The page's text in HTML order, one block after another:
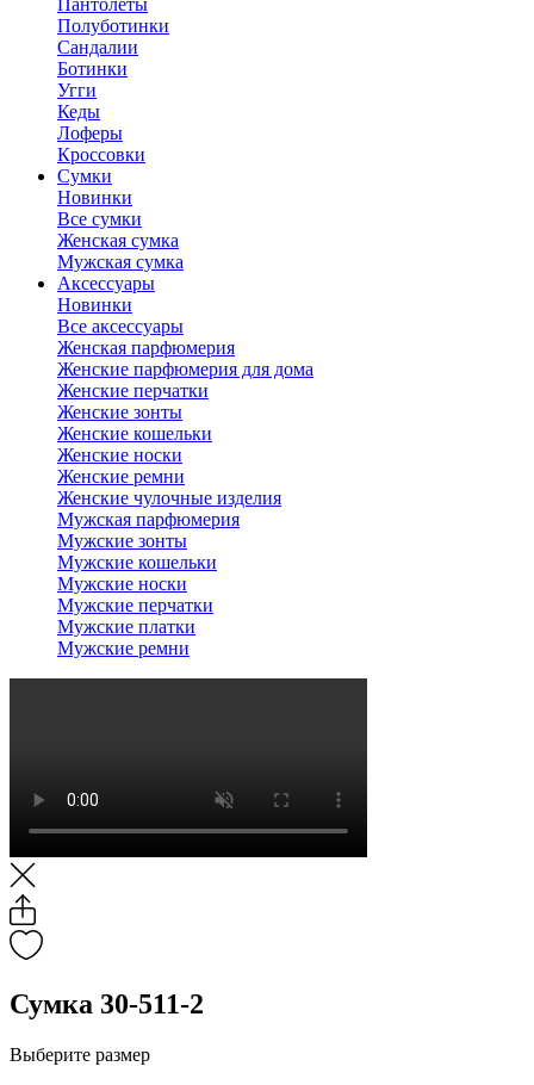
Пантолеты
Полуботинки
Сандалии
Ботинки
Угги
Кеды
Лоферы
Кроссовки
Сумки
Новинки
Все сумки
Женская сумка
Мужская сумка
Аксессуары
Новинки
Все аксессуары
Женская парфюмерия
Женские парфюмерия для дома
Женские перчатки
Женские зонты
Женские кошельки
Женские носки
Женские ремни
Женские чулочные изделия
Мужская парфюмерия
Мужские зонты
Мужские кошельки
Мужские носки
Мужские перчатки
Мужские платки
Мужские ремни
Сумка 30-511-2
Выберите размер